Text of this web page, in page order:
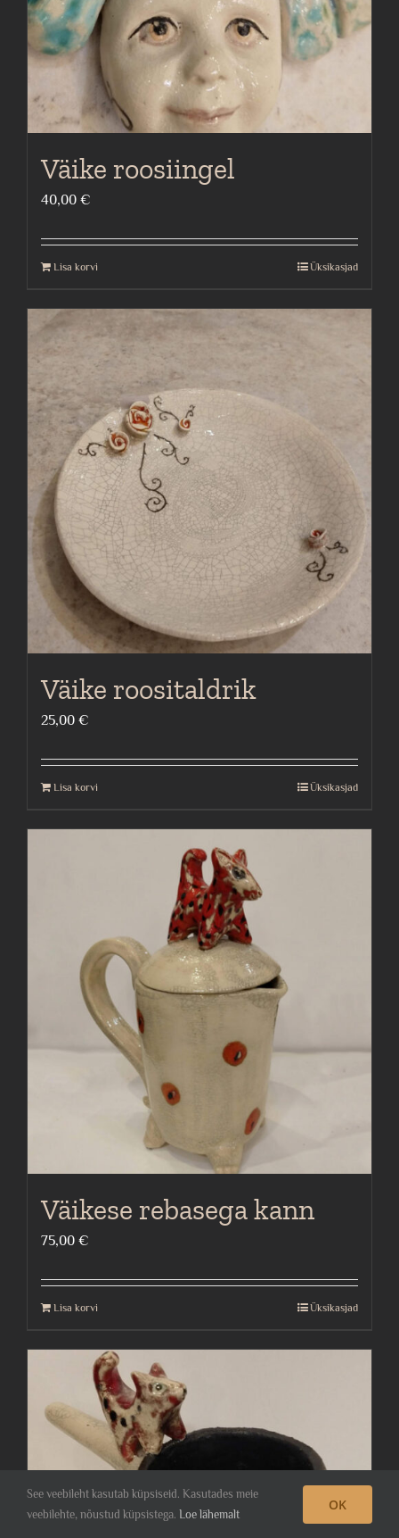
Väike roosiingel
40,00 €
Lisa korvi Üksikasjad
Väike roositaldrik
25,00 €
Lisa korvi Üksikasjad
Väikese rebasega kann
75,00 €
Lisa korvi Üksikasjad
See veebileht kasutab küpsiseid. Kasutades meie
veebilehte, nõustud küpsistega. Loe lähemalt
OK